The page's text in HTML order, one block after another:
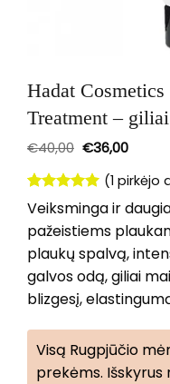
Hadat
Treatment –
250 ml
€40,00 €36,00
Įvertinimas:
5 iš 5
(viso
įvertinimų:
1
)
(1 pirkėjo
Veiksminga ir
pažeistiems
plaukų spalvą,
galvos odą, giliai
blizgesį,
Visą Rugpjūčio
prekėms. Išskyrus